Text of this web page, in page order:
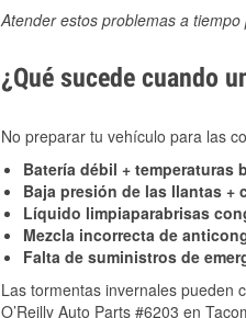
Atender estos problemas a
¿Qué sucede cuando
No preparar tu vehículo para las
Batería débil + temperaturas
Baja presión de las llantas +
Líquido limpiaparabrisas
Mezcla incorrecta de
Falta de suministros de
Las tormentas invernales pueden
O’Reilly Auto Parts #6203 en